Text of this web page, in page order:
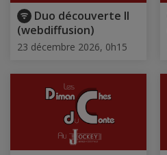
Duo découverte II
(webdiffusion)
23 décembre 2026, 0h15